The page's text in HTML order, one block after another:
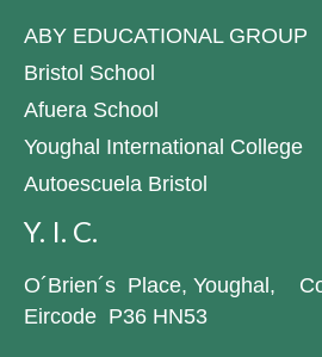
ABY EDUCATIONAL GROUP
Bristol School
Afuera School
Youghal International College
Autoescuela Bristol
Y. I. C.
O´Brien´s Place, Youghal,
Eircode P36 HN53